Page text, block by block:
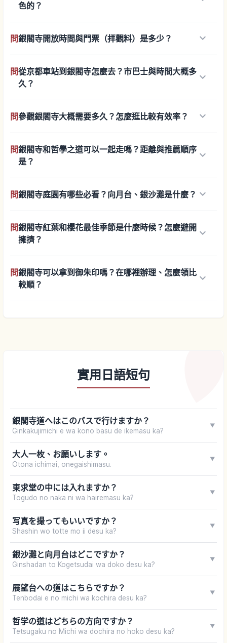
色的？
問銀閣寺開放時間與門票（拝觀料）是多少？ keyboard_arrow_down
問從京都車站到銀閣寺怎麼去？市巴士與時間大概多
久？
keyboard_arrow_down
問參觀銀閣寺大概需要多久？怎麼逛比較有效率？ keyboard_arrow_down
問銀閣寺和哲學之道可以一起走嗎？距離與推薦順序
是？
keyboard_arrow_down
問銀閣寺庭園有哪些必看？向月台、銀沙灘是什麼？ keyboard_arrow_down
問銀閣寺紅葉和櫻花最佳季節是什麼時候？怎麼避開
擁擠？
keyboard_arrow_down
問銀閣寺可以拿到御朱印嗎？在哪裡辦理、怎麼領比
較順？
keyboard_arrow_down
實用日語短句
銀閣寺道へはこのバスで行けますか？
Ginkakujimichi e wa kono basu de ikemasu ka?
▼
大人一枚、お願いします。
Otona ichimai, onegaishimasu.
▼
東求堂の中には入れますか？
Togudo no naka ni wa hairemasu ka?
▼
写真を撮ってもいいですか？
Shashin wo totte mo ii desu ka?
▼
銀沙灘と向月台はどこですか？
Ginshadan to Kogetsudai wa doko desu ka?
▼
展望台への道はこちらですか？
Tenbodai e no michi wa kochira desu ka?
▼
哲学の道はどちらの方向ですか？
Tetsugaku no Michi wa dochira no hoko desu ka?
▼